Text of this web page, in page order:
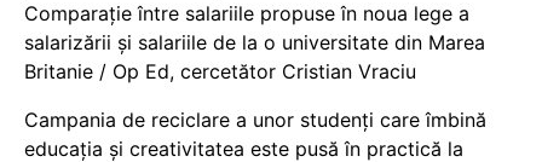
Comparație între salariile propuse în noua lege a
salarizării și salariile de la o universitate din Marea
Britanie / Op Ed, cercetător Cristian Vraciu
Campania de reciclare a unor studenți care îmbină
educația și creativitatea este pusă în practică la